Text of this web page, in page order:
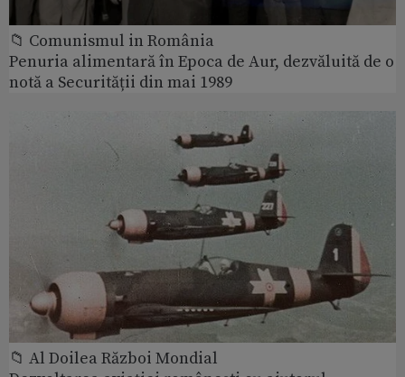
📁 Comunismul in România
Penuria alimentară în Epoca de Aur, dezvăluită de o
notă a Securității din mai 1989
📁 Al Doilea Război Mondial